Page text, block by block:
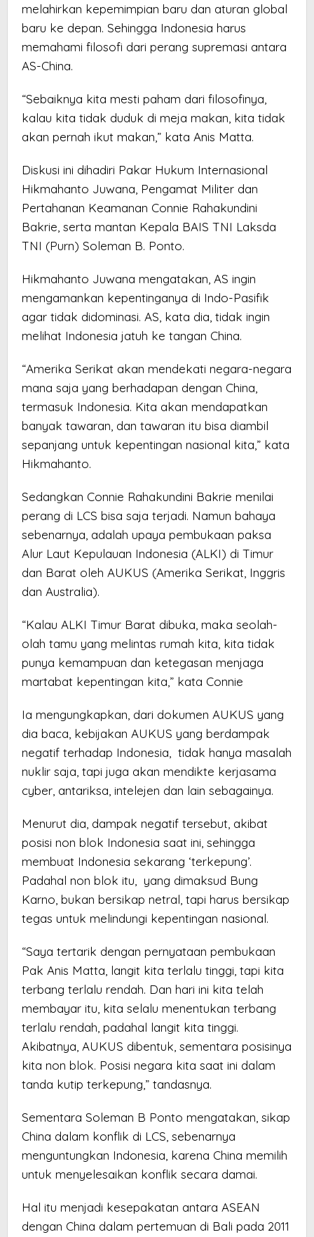
melahirkan kepemimpian baru dan aturan global
baru ke depan. Sehingga Indonesia harus
memahami filosofi dari perang supremasi antara
AS-China.
“Sebaiknya kita mesti paham dari filosofinya,
kalau kita tidak duduk di meja makan, kita tidak
akan pernah ikut makan,” kata Anis Matta.
Diskusi ini dihadiri Pakar Hukum Internasional
Hikmahanto Juwana, Pengamat Militer dan
Pertahanan Keamanan Connie Rahakundini
Bakrie, serta mantan Kepala BAIS TNI Laksda
TNI (Purn) Soleman B. Ponto.
Hikmahanto Juwana mengatakan, AS ingin
mengamankan kepentinganya di Indo-Pasifik
agar tidak didominasi. AS, kata dia, tidak ingin
melihat Indonesia jatuh ke tangan China.
“Amerika Serikat akan mendekati negara-negara
mana saja yang berhadapan dengan China,
termasuk Indonesia. Kita akan mendapatkan
banyak tawaran, dan tawaran itu bisa diambil
sepanjang untuk kepentingan nasional kita,” kata
Hikmahanto.
Sedangkan Connie Rahakundini Bakrie menilai
perang di LCS bisa saja terjadi. Namun bahaya
sebenarnya, adalah upaya pembukaan paksa
Alur Laut Kepulauan Indonesia (ALKI) di Timur
dan Barat oleh AUKUS (Amerika Serikat, Inggris
dan Australia).
“Kalau ALKI Timur Barat dibuka, maka seolah-
olah tamu yang melintas rumah kita, kita tidak
punya kemampuan dan ketegasan menjaga
martabat kepentingan kita,” kata Connie
Ia mengungkapkan, dari dokumen AUKUS yang
dia baca, kebijakan AUKUS yang berdampak
negatif terhadap Indonesia, tidak hanya masalah
nuklir saja, tapi juga akan mendikte kerjasama
cyber, antariksa, intelejen dan lain sebagainya.
Menurut dia, dampak negatif tersebut, akibat
posisi non blok Indonesia saat ini, sehingga
membuat Indonesia sekarang ‘terkepung’.
Padahal non blok itu, yang dimaksud Bung
Karno, bukan bersikap netral, tapi harus bersikap
tegas untuk melindungi kepentingan nasional.
“Saya tertarik dengan pernyataan pembukaan
Pak Anis Matta, langit kita terlalu tinggi, tapi kita
terbang terlalu rendah. Dan hari ini kita telah
membayar itu, kita selalu menentukan terbang
terlalu rendah, padahal langit kita tinggi.
Akibatnya, AUKUS dibentuk, sementara posisinya
kita non blok. Posisi negara kita saat ini dalam
tanda kutip terkepung,” tandasnya.
Sementara Soleman B Ponto mengatakan, sikap
China dalam konflik di LCS, sebenarnya
menguntungkan Indonesia, karena China memilih
untuk menyelesaikan konflik secara damai.
Hal itu menjadi kesepakatan antara ASEAN
dengan China dalam pertemuan di Bali pada 2011